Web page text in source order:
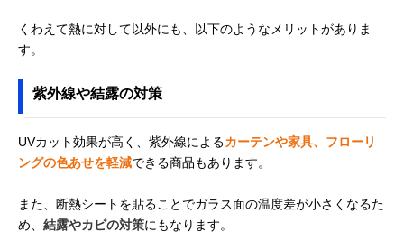
くわえて熱に対して以外にも、以下のようなメリットがありま
す。
紫外線や結露の対策
UVカット効果が高く、紫外線によるカーテンや家具、フローリ
ングの色あせを軽減できる商品もあります。
また、断熱シートを貼ることでガラス面の温度差が小さくなるた
め、 結露やカビの対策にもなります。